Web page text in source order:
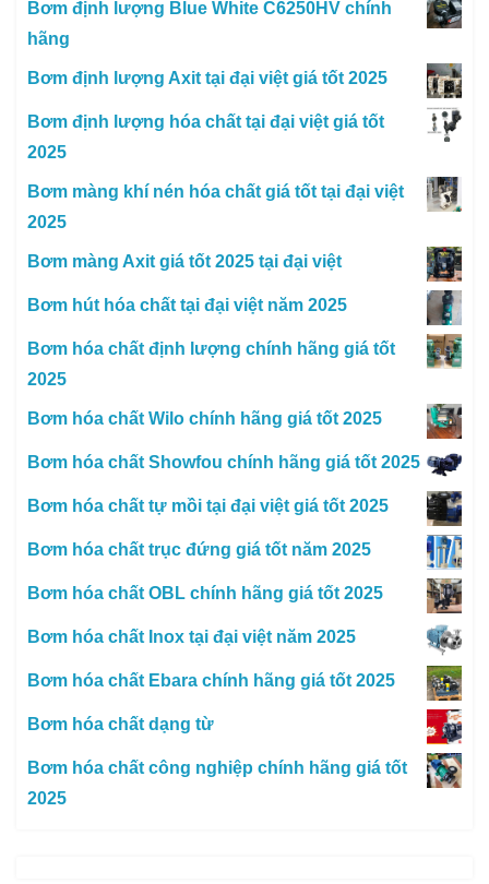
Bơm định lượng Blue White C6250HV chính
hãng
Bơm định lượng Axit tại đại việt giá tốt 2025
Bơm định lượng hóa chất tại đại việt giá tốt
2025
Bơm màng khí nén hóa chất giá tốt tại đại việt
2025
Bơm màng Axit giá tốt 2025 tại đại việt
Bơm hút hóa chất tại đại việt năm 2025
Bơm hóa chất định lượng chính hãng giá tốt
2025
Bơm hóa chất Wilo chính hãng giá tốt 2025
Bơm hóa chất Showfou chính hãng giá tốt 2025
Bơm hóa chất tự mồi tại đại việt giá tốt 2025
Bơm hóa chất trục đứng giá tốt năm 2025
Bơm hóa chất OBL chính hãng giá tốt 2025
Bơm hóa chất Inox tại đại việt năm 2025
Bơm hóa chất Ebara chính hãng giá tốt 2025
Bơm hóa chất dạng từ
Bơm hóa chất công nghiệp chính hãng giá tốt
2025